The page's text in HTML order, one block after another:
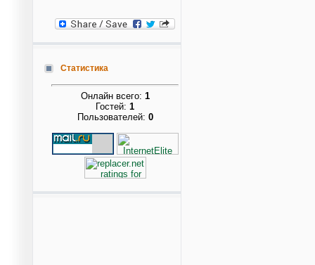
Статистика
Онлайн всего: 1
Гостей: 1
Пользователей: 0